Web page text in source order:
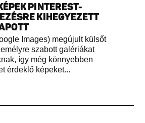
PINTEREST-
KIHEGYEZETT
Images) megújult külsőt
szabott galériákat
így még könnyebben
érdeklő képeket...